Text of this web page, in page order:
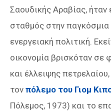
Σαουδικής Αραβίας, ήταν
σταθμός στην
ενεργειακή πολιτική.
οικονομία βρισκόταν
και έλλειψης
τον πόλεμο του Γιομ
Πόλεμος, 1973) και το